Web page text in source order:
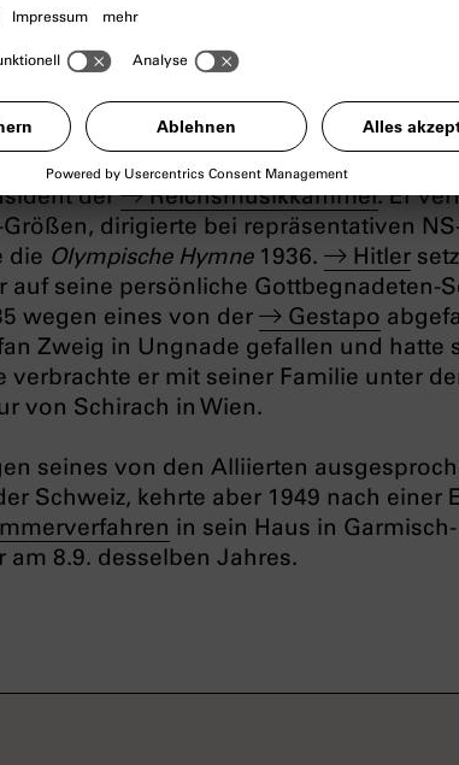
er 1919 die Leitung der Wiener
Schwiegertocher Jüdin war, von den
im April 1933 gehörte er zu den
Wagner-Stadt München‘ gegen
der Reichsmusikkammer. Er
dirigierte bei repräsentativen
die Olympische Hymne1936. Hitler
seine persönliche Gottbegnadeten-
wegen eines von der
Gestapo
Zweig in Ungnade gefallen und hatte
er mit seiner Familie unter
von Schirach in Wien.
seines von den Alliierten
Schweiz, kehrte aber 1949 nach einer
in sein Haus in Garmisch-
am 8.9. desselben Jahres.